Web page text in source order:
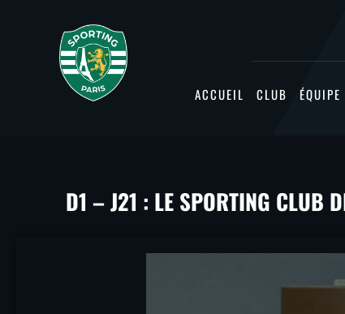
ACCUEIL CLUB
D1 – J21 : LE SPORTING CLUB